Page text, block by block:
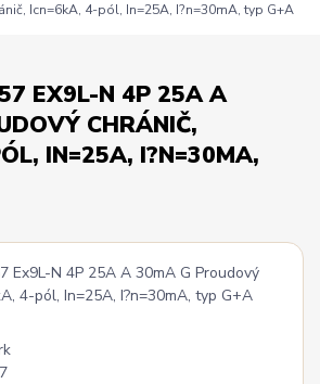
Icn=6kA, 4-pól, In=25A, I?n=30mA, typ G+A
EX9L-N 4P 25A A
CHRÁNIČ,
IN=25A, I?N=30MA,